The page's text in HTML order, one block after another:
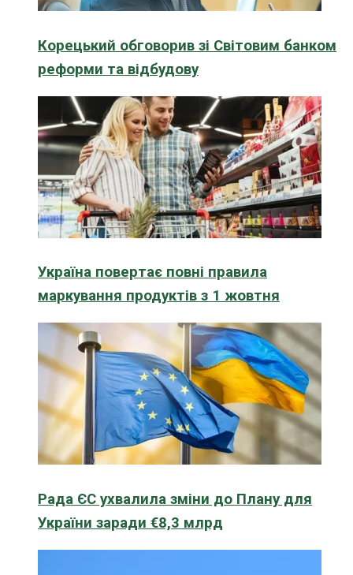
Корецький обговорив зі Світовим банком
реформи та відбудову
Україна повертає повні правила
маркування продуктів з 1 жовтня
Рада ЄС ухвалила зміни до Плану для
України заради €8,3 млрд